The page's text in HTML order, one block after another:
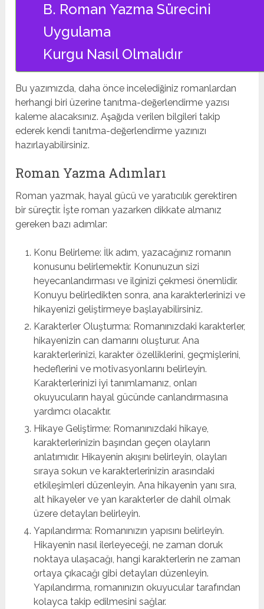
B. Roman Yazma Sürecini
Uygulama
Kurgu Nasıl Olmalıdır
Bu yazımızda, daha önce incelediğiniz romanlardan
herhangi biri üzerine tanıtma-değerlendirme yazısı
kaleme alacaksınız. Aşağıda verilen bilgileri takip
ederek kendi tanıtma-değerlendirme yazınızı
hazırlayabilirsiniz.
Roman Yazma Adımları
Roman yazmak, hayal gücü ve yaratıcılık gerektiren
bir süreçtir. İşte roman yazarken dikkate almanız
gereken bazı adımlar:
Konu Belirleme: İlk adım, yazacağınız romanın
konusunu belirlemektir. Konunuzun sizi
heyecanlandırması ve ilginizi çekmesi önemlidir.
Konuyu belirledikten sonra, ana karakterlerinizi ve
hikayenizi geliştirmeye başlayabilirsiniz.
Karakterler Oluşturma: Romanınızdaki karakterler,
hikayenizin can damarını oluşturur. Ana
karakterlerinizi, karakter özelliklerini, geçmişlerini,
hedeflerini ve motivasyonlarını belirleyin.
Karakterlerinizi iyi tanımlamanız, onları
okuyucuların hayal gücünde canlandırmasına
yardımcı olacaktır.
Hikaye Geliştirme: Romanınızdaki hikaye,
karakterlerinizin başından geçen olayların
anlatımıdır. Hikayenin akışını belirleyin, olayları
sıraya sokun ve karakterlerinizin arasındaki
etkileşimleri düzenleyin. Ana hikayenin yanı sıra,
alt hikayeler ve yan karakterler de dahil olmak
üzere detayları belirleyin.
Yapılandırma: Romanınızın yapısını belirleyin.
Hikayenin nasıl ilerleyeceği, ne zaman doruk
noktaya ulaşacağı, hangi karakterlerin ne zaman
ortaya çıkacağı gibi detayları düzenleyin.
Yapılandırma, romanınızın okuyucular tarafından
kolayca takip edilmesini sağlar.